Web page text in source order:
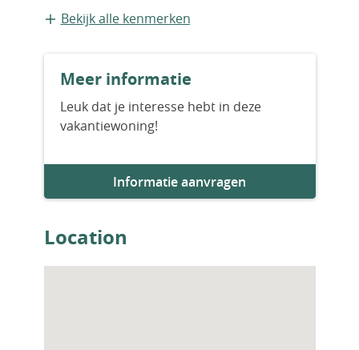
Vrijstaande recreatiewoning
Nieuwbouw
Aantal slaapkamers
Aantal badkamers
Woningfaciliteiten
Bekijk alle kenmerken
Meer informatie
Leuk dat je interesse hebt in deze
vakantiewoning!
Informatie aanvragen
Location